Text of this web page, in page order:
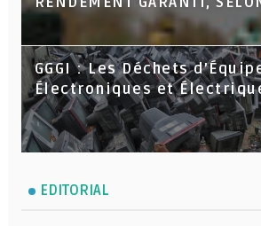
GGGI : Les Déchets
Électroniques et
EDITORIAL